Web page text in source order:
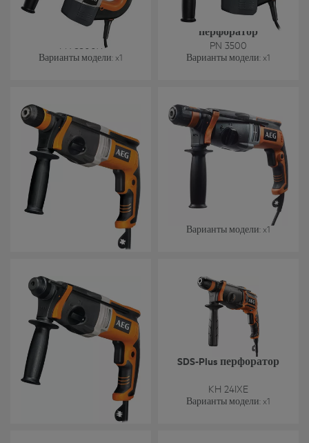
SDS-Plus трехрежимный
перфоратор
Варианты модели: x1
SDS-Plus трехрежимный
перфоратор
PN 3500
Варианты модели: x1
SDS-Plus трехрежимный
: x1
SDS-Plus трехрежимный
перфоратор
Варианты модели: x1
SDS-Plus трехрежимный
: x1
SDS-Plus перфоратор
KH 24IXE
Варианты модели: x1